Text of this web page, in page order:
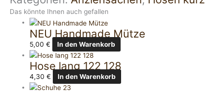
Das könnte Ihnen auch gefallen
NEU Handmade Mütze
5,00€ In den Warenkorb
Hose lang 122 128
4,30€ In den Warenkorb